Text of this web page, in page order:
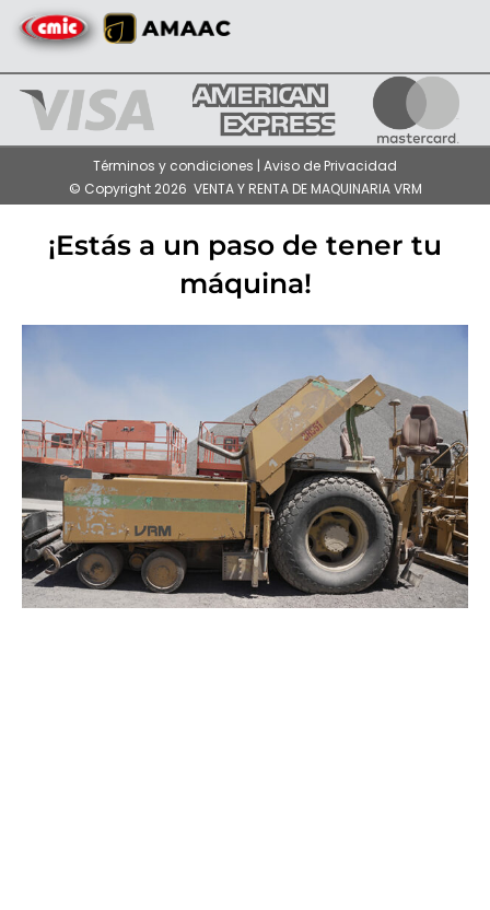
Términos y condiciones | Aviso de Privacidad
© Copyright 2026 VENTA Y RENTA DE MAQUINARIA VRM
¡Estás a un paso de tener tu
máquina!